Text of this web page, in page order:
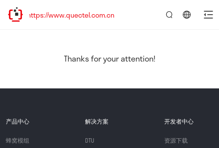
新址：https://www.quectel.com.cn
Thanks for your attention!
产品中心
蜂窝模组
解决方案
DTU
开发者中心
资源下载